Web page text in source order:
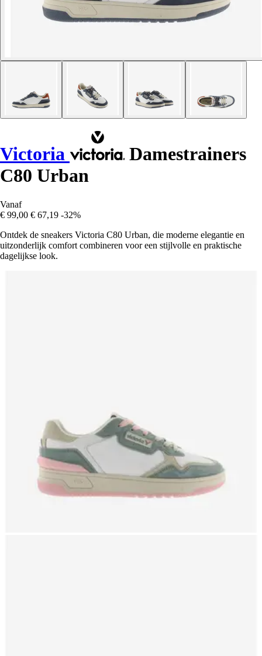
Victoria
Damestrainers
C80 Urban
Vanaf
€ 99,00 € 67,19 -32%
Ontdek de sneakers Victoria C80 Urban, die moderne elegantie en
uitzonderlijk comfort combineren voor een stijlvolle en praktische
dagelijkse look.